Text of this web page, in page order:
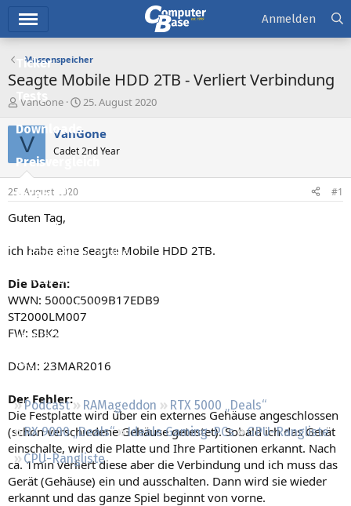
Ticker
Tests
Downloads
Preisvergleich
Forum
Aktuelles
Empfohlene Inhalte
Neue Beiträge
Neueste Aktivitäten
Leserartikel
Regeln
Podcast RAMageddon
RTX 5000 „Deals“
RX 9000 „Deals“
Ideale Gaming-PCs
GPU-Rangliste
CPU-Rangliste
Anmelden
Massenspeicher
Seagte Mobile HDD 2TB - Verliert Verbindung
E
s
t
e
e
r
VanGone
E
s
e
t
25. August 2020
V VanGone
Cadet 2nd Year
25. August 2020 #1
Guten Tag,
ich habe eine Seagte Mobile HDD 2TB.
Die Daten:
WWN: 5000C5009B17EDB9
ST2000LM007
FW: SBK2
DOM: 23MAR2016
Der Fehler:
Die Festplatte wird über ein externes Gehäuse angeschlossen
(schon verschiedene Gehäuse getestet). Sobald ich das Gerät
einschalte, wird die Platte und Ihre Partitionen erkannt. Nach
ca. 1min verliert diese aber die Verbindung und ich muss das
Gerät (Gehäuse) ein und ausschalten. Dann wird sie wieder
erkannt und das ganze Spiel beginnt von vorne.